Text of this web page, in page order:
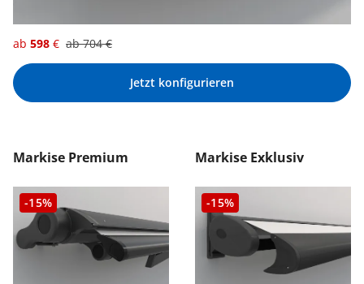
ab 598 € ab704€
Jetzt konfigurieren
Markise Premium
-15%
Markise Exklusiv
-15%